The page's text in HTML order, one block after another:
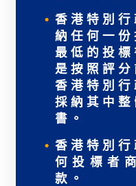
香港特別
納任何一
最低的投
是按照評分
香港特別
採納其中
書。
香港特別
何投標者
款。